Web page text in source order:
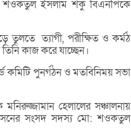
ইসলাম শকু বিএনপিকে
তুলতে ত্যাগী, পরীক্ষিত ও কর্মঠ
তিনি কাজ করে যাচ্ছেন।
কমিটি পুনর্গঠন ও মতবিনিময় সভা
হেলালের সঞ্চালনায়
সংসদ সদস্য মো: শওকতুল